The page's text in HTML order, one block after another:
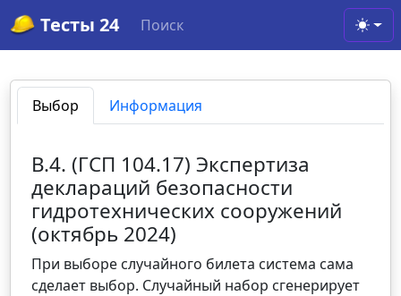
Тесты 24 Поиск
Выбор Информация
В.4. (ГСП 104.17) Экспертиза
деклараций безопасности
гидротехнических сооружений
(октябрь 2024)
При выборе случайного билета система сама
сделает выбор. Случайный набор сгенерирует